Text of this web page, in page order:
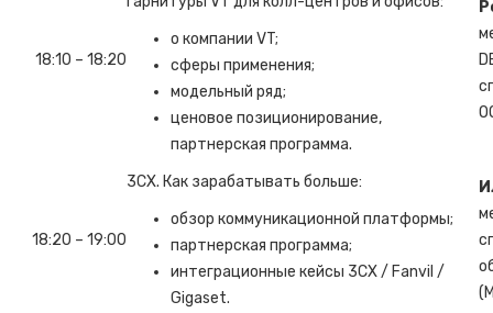
18:10 – 18:20
о компании VT;
сферы применения;
модельный ряд;
ценовое позиционирование,
партнерская программа.
18:20 – 19:00
3CX. Как зарабатывать больше:
обзор коммуникационной платформы;
партнерская программа;
интеграционные кейсы 3СХ / Fanvil /
Gigaset.